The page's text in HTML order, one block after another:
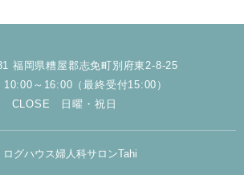
福岡県糟屋郡志免町別府東2-8-25
～16:00（最終受付15:00）
CLOSE 日曜・祝日
グハウス婦人科サロンTahi